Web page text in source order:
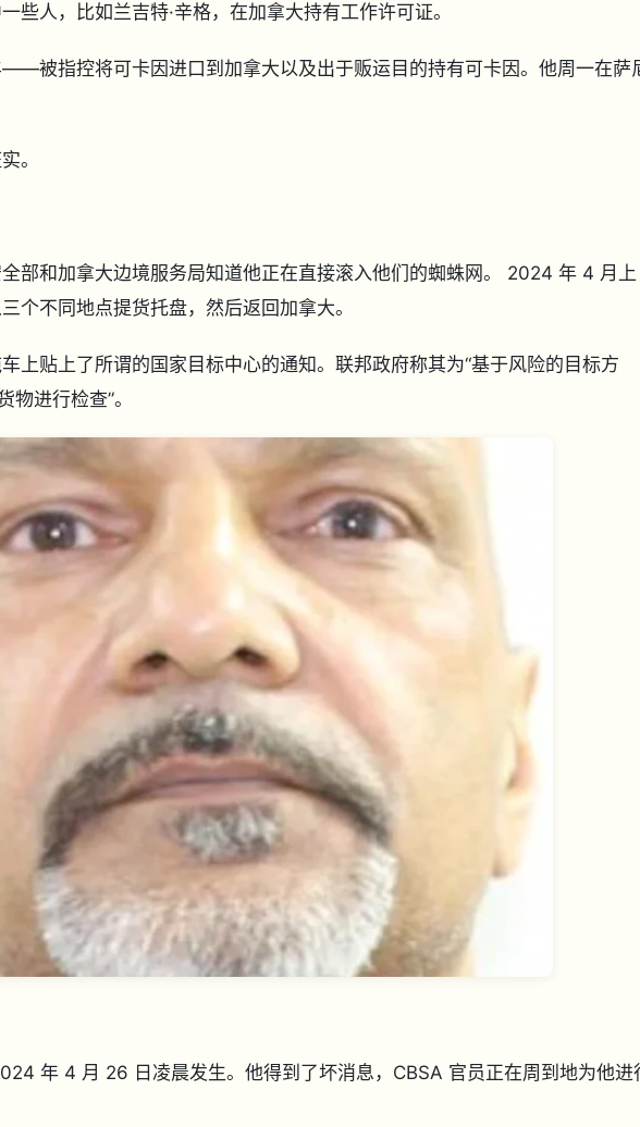
些人，比如兰吉特·辛格，在加拿大持有工作许可证。
被指控将可卡因进口到加拿大以及出于贩运目的持有可卡因。他周一在萨
。
部和加拿大边境服务局知道他正在直接滚入他们的蜘蛛网。 2024 年 4 月上
个不同地点提货托盘，然后返回加拿大。
上贴上了所谓的国家目标中心的通知。联邦政府称其为“基于风险的目标方
物进行检查”。
年 4 月 26 日凌晨发生。他得到了坏消息，CBSA 官员正在周到地为他进